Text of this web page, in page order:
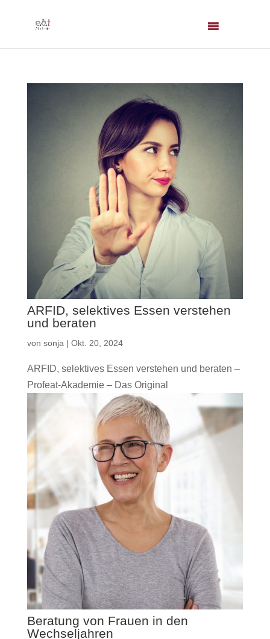
ARFID, selektives Essen verstehen
und beraten
von sonja| Okt. 20, 2024
ARFID, selektives Essen verstehen und beraten –
Profeat-Akademie – Das Original
Beratung von Frauen in den
Wechseljahren